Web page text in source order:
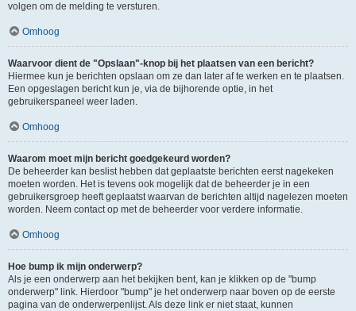
volgen om de melding te versturen.
Omhoog
Waarvoor dient de "Opslaan"-knop bij het plaatsen van een bericht?
Hiermee kun je berichten opslaan om ze dan later af te werken en te plaatsen.
Een opgeslagen bericht kun je, via de bijhorende optie, in het
gebruikerspaneel weer laden.
Omhoog
Waarom moet mijn bericht goedgekeurd worden?
De beheerder kan beslist hebben dat geplaatste berichten eerst nagekeken
moeten worden. Het is tevens ook mogelijk dat de beheerder je in een
gebruikersgroep heeft geplaatst waarvan de berichten altijd nagelezen moeten
worden. Neem contact op met de beheerder voor verdere informatie.
Omhoog
Hoe bump ik mijn onderwerp?
Als je een onderwerp aan het bekijken bent, kan je klikken op de "bump
onderwerp" link. Hierdoor "bump" je het onderwerp naar boven op de eerste
pagina van de onderwerpenlijst. Als deze link er niet staat, kunnen